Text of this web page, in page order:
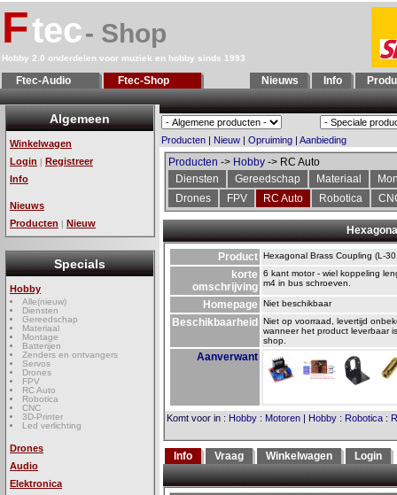
Ftec- Shop
Hobby 2.0 onderdelen voor muziek en hobby sinds 1993
Ftec-Audio Ftec-Shop Nieuws Info
Algemeen
Winkelwagen
Login | Registreer
Info
Nieuws
Producten | Nieuw
Specials
Hobby
Alle(nieuw)
Diensten
Gereedschap
Materiaal
Montage
Batterijen
Zenders en ontvangers
Servos
Drones
FPV
RC Auto
Robotica
CNC
3D-Printer
Led verlichting
Drones
Audio
Elektronica
Producten | Nieuw | Opruiming | Aanbieding
Producten -> Hobby -> RC Auto
Diensten
Gereedschap Materiaal
Drones
FPV RC Auto Robotica
Product Hexagonal Brass Coupling (L-
korte
omschrijving
6 kant motor - wiel koppeling
m4 in bus schroeven.
Homepage Niet beschikbaar
Beschikbaarheid
Niet op voorraad, levertijd
wanneer het product leverbaar
shop.
Aanverwant
Komt voor in : Hobby : Motoren | Hobby : Robotica :
Info Vraag Winkelwagen Login